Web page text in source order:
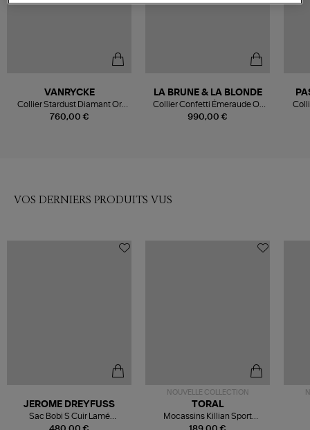
760,00 €
VANRYCKE
Collier Stardust Diamant Or
Rose
990,00 €
LA BRUNE & LA BLONDE
Collier Confetti Émeraude Or
Jaune
VOS DERNIERS PRODUITS VUS
JEROME DREYFUSS
Sac Bobi S Cuir Lamé
Champagne
NOUVELLE COLLECTION
TORAL
Mocassins Killian Sport
Mousse